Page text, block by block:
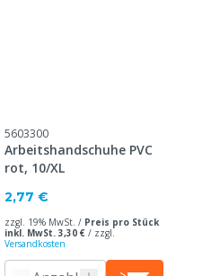
5603300
Arbeitshandschuhe PVC
rot, 10/XL
2,77 €
zzgl. 19% MwSt. / Preis pro Stück
inkl. MwSt. 3,30 € / zzgl.
Versandkosten